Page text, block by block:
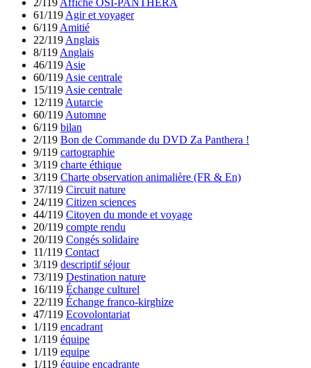
61/119 Agir et voyager
6/119 Amitié
22/119 Anglais
8/119 Anglais
46/119 Asie
60/119 Asie centrale
15/119 Asie centrale
12/119 Autarcie
60/119 Automne
6/119 bilan
2/119 Bon de Commande du DVD Za Panthera !
9/119 cartographie
3/119 charte éthique
3/119 Charte observation animalière (FR & En)
37/119 Circuit nature
24/119 Citizen sciences
44/119 Citoyen du monde et voyage
20/119 compte rendu
20/119 Congés solidaire
11/119 Contact
3/119 descriptif séjour
73/119 Destination nature
16/119 Échange culturel
22/119 Échange franco-kirghize
47/119 Ecovolontariat
1/119 encadrant
1/119 équipe
1/119 equipe
1/119 équipe encadrante